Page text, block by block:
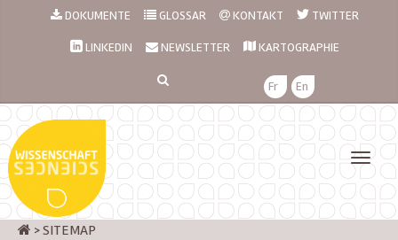
DOKUMENTE GLOSSAR KONTAKT TWITTER
LINKEDIN NEWSLETTER KARTOGRAPHIE
Fr En
>SITEMAP